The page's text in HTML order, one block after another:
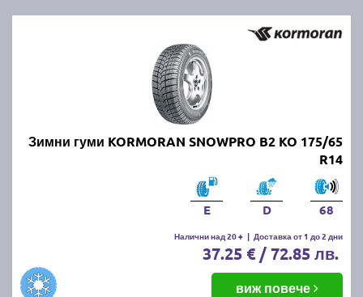
Зимни гуми KORMORAN SNOWPRO B2 KO 175/65
R14
E D 68
Налични над 20 + | Доставка от 1 до 2 дни
37.25 € / 72.85 лв.
виж повече